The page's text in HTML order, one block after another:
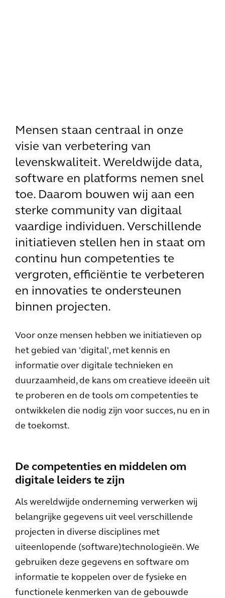
Mensen staan centraal in onze
visie van verbetering van
levenskwaliteit. Wereldwijde data,
software en platforms nemen snel
toe. Daarom bouwen wij aan een
sterke community van digitaal
vaardige individuen. Verschillende
initiatieven stellen hen in staat om
continu hun competenties te
vergroten, efficiëntie te verbeteren
en innovaties te ondersteunen
binnen projecten.
Voor onze mensen hebben we initiatieven op
het gebied van 'digital', met kennis en
informatie over digitale technieken en
duurzaamheid, de kans om creatieve ideeën uit
te proberen en de tools om competenties te
ontwikkelen die nodig zijn voor succes, nu en in
de toekomst.
De competenties en middelen om
digitale leiders te zijn
Als wereldwijde onderneming verwerken wij
belangrijke gegevens uit veel verschillende
projecten in diverse disciplines met
uiteenlopende (software)technologieën. We
gebruiken deze gegevens en software om
informatie te koppelen over de fysieke en
functionele kenmerken van de gebouwde